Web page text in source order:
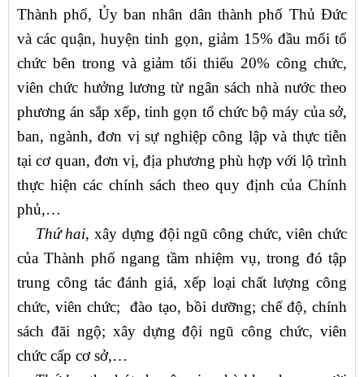
Thành phố, Ủy ban nhân dân thành phố Thủ Đức
và các quận, huyện tinh gọn, giảm 15% đầu mối tổ
chức bên trong và giảm tối thiểu 20% công chức,
viên chức hưởng lương từ ngân sách nhà nước theo
phương án sắp xếp, tinh gọn tổ chức bộ máy của sở,
ban, ngành, đơn vị sự nghiệp công lập và thực tiễn
tại cơ quan, đơn vị, địa phương phù hợp với lộ trình
thực hiện các chính sách theo quy định của Chính
phủ,…
Thứ hai, xây dựng đội ngũ công chức, viên chức
của Thành phố ngang tầm nhiệm vụ, trong đó tập
trung công tác đánh giá, xếp loại chất lượng công
chức, viên chức; đào tạo, bồi dưỡng; chế độ, chính
sách đãi ngộ; xây dựng đội ngũ công chức, viên
chức cấp cơ sở,…